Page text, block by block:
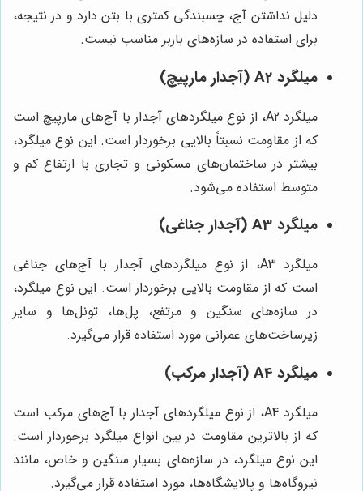
دلیل نداشتن آج، چسبندگی کمتری با بتن دارد و در نتیجه،
برای استفاده در سازه‌های باربر مناسب نیست.
میلگرد A2 (آجدار مارپیچ)
میلگرد A2، از نوع میلگردهای آجدار با آج‌های مارپیچ است
که از مقاومت نسبتاً بالایی برخوردار است. این نوع میلگرد،
بیشتر در ساختمان‌های مسکونی و تجاری با ارتفاع کم و
متوسط استفاده می‌شود.
میلگرد A3 (آجدار جناغی)
میلگرد A3، از نوع میلگردهای آجدار با آج‌های جناغی
است که از مقاومت بالایی برخوردار است. این نوع میلگرد،
در سازه‌های سنگین و مرتفع، پل‌ها، تونل‌ها و سایر
زیرساخت‌های عمرانی مورد استفاده قرار می‌گیرد.
میلگرد A4 (آجدار مرکب)
میلگرد A4، از نوع میلگردهای آجدار با آج‌های مرکب است
که از بالاترین مقاومت در بین انواع میلگرد برخوردار است.
این نوع میلگرد، در سازه‌های بسیار سنگین و خاص، مانند
نیروگاه‌ها و پالایشگاه‌ها، مورد استفاده قرار می‌گیرد.